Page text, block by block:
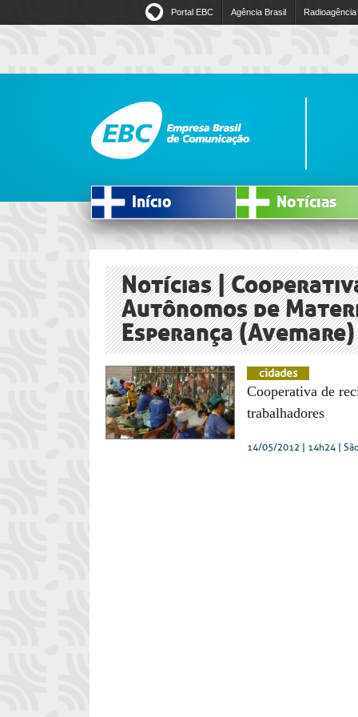
Portal EBC Agência Brasil
Início Notícias
Notícias |
Autônomos de
Esperança (Avemare)
cidades
Cooperativa de
trabalhadores
14/05/2012 | 14h24 |